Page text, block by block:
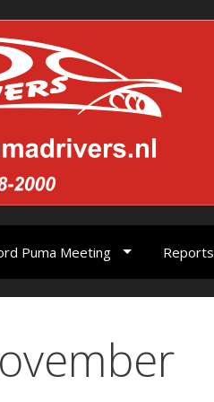
Puma Meeting Reports